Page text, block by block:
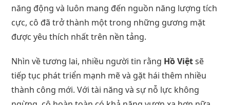
năng động và luôn mang đến nguồn năng lượng tích
cực, cô đã trở thành một trong những gương mặt
được yêu thích nhất trên nền tảng.
Nhìn về tương lai, nhiều người tin rằng Hồ Việtsẽ
tiếp tục phát triển mạnh mẽ và gặt hái thêm nhiều
thành công mới. Với tài năng và sự nỗ lực không